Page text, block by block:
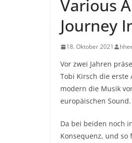
Various
Journey
18. Oktober 2021
Vor zwei Jahren
Tobi Kirsch die erste
modern die Musik
europäischen
Da bei beiden noch
Konsequenz, und